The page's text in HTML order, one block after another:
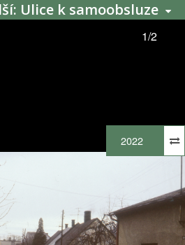
Ulice k samoobsluze
1/2
2022